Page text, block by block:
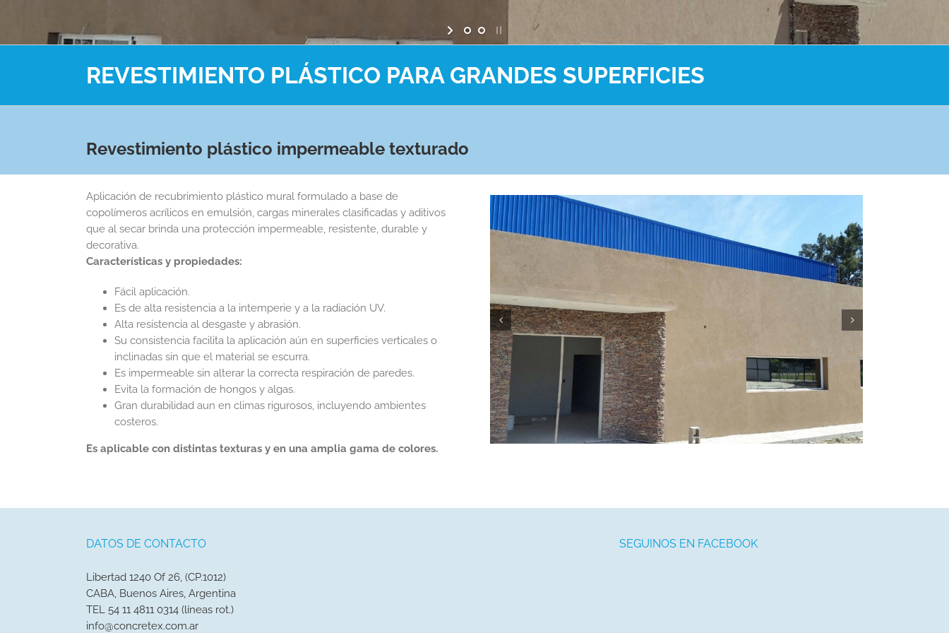
REVESTIMIENTO PLÁSTICO PARA GRANDES SUPERFICIES
Revestimiento plástico impermeable texturado
Aplicación de recubrimiento plástico mural formulado a base de
copolímeros acrílicos en emulsión, cargas minerales clasificadas y aditivos
que al secar brinda una protección impermeable, resistente, durable y
decorativa.
Características y propiedades:
Fácil aplicación.
Es de alta resistencia a la intemperie y a la radiación UV.
Alta resistencia al desgaste y abrasión.
Su consistencia facilita la aplicación aún en superficies verticales o
inclinadas sin que el material se escurra.
Es impermeable sin alterar la correcta respiración de paredes.
Evita la formación de hongos y algas.
Gran durabilidad aun en climas rigurosos, incluyendo ambientes
costeros.
Es aplicable con distintas texturas y en una amplia gama de colores.
DATOS DE CONTACTO
Libertad 1240 Of 26, (CP.1012)
CABA, Buenos Aires, Argentina
TEL 54 11 4811 0314 (líneas rot.)
info@concretex.com.ar
SEGUINOS EN FACEBOOK